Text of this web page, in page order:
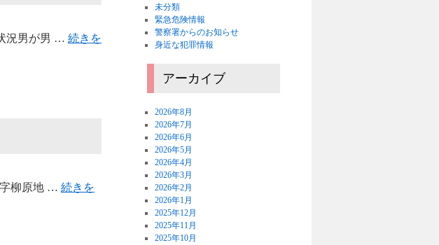
況男が男 … 続きを
字柳原地 … 続きを
未分類
緊急危険情報
警察署からのお知らせ
身近な犯罪情報
アーカイブ
2026年8月
2026年7月
2026年6月
2026年5月
2026年4月
2026年3月
2026年2月
2026年1月
2025年12月
2025年11月
2025年10月